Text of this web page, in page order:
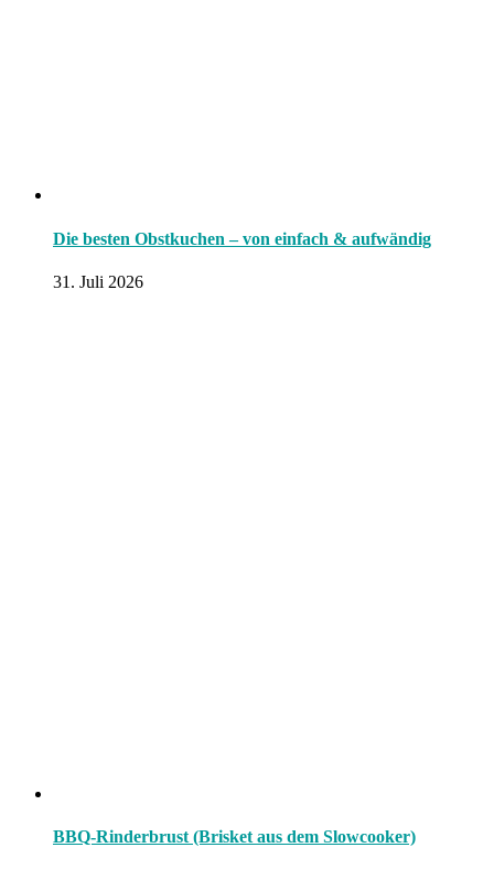
Die besten Obstkuchen – von einfach & aufwändig
31. Juli 2026
BBQ-Rinderbrust (Brisket aus dem Slowcooker)